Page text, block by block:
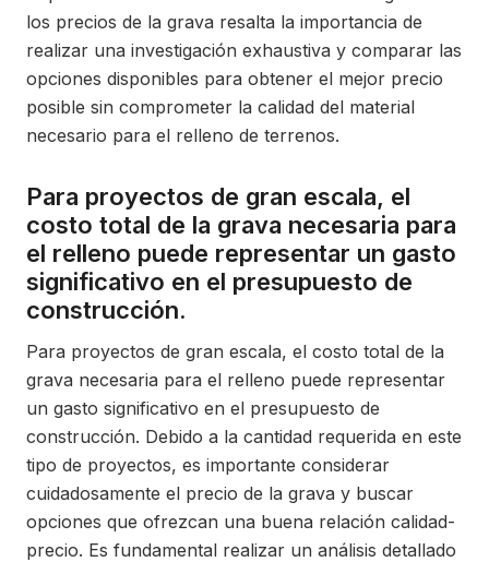
los precios de la grava resalta la importancia de
realizar una investigación exhaustiva y comparar las
opciones disponibles para obtener el mejor precio
posible sin comprometer la calidad del material
necesario para el relleno de terrenos.
Para proyectos de gran escala, el
costo total de la grava necesaria para
el relleno puede representar un gasto
significativo en el presupuesto de
construcción.
Para proyectos de gran escala, el costo total de la
grava necesaria para el relleno puede representar
un gasto significativo en el presupuesto de
construcción. Debido a la cantidad requerida en este
tipo de proyectos, es importante considerar
cuidadosamente el precio de la grava y buscar
opciones que ofrezcan una buena relación calidad-
precio. Es fundamental realizar un análisis detallado